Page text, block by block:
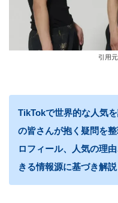
引用元
TikTokで世界的な人気
の皆さんが抱く疑問を
ロフィール、人気の理
きる情報源に基づき解説